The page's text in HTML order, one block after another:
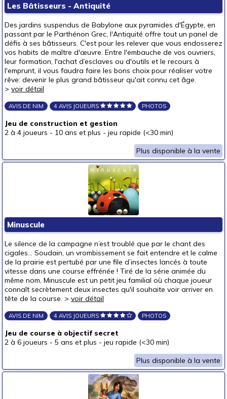
Les Bâtisseurs - Antiquité
Des jardins suspendus de Babylone aux pyramides d'Égypte, en
passant par le Parthénon Grec, l'Antiquité offre tout un panel de
défis à ses bâtisseurs. C'est pour les relever que vous endosserez
vos habits de maître d'œuvre. Entre l'embauche de vos ouvriers,
leur formation, l'achat d’esclaves ou d'outils et le recours à
l'emprunt, il vous faudra faire les bons choix pour réaliser votre
rêve: devenir le plus grand bâtisseur qu'ait connu cet âge.
> voir détail
AVIS DE NIM 4 AVIS JOUEURS PHOTOS
Jeu de construction et gestion
2 à 4 joueurs - 10 ans et plus - jeu rapide (<30 min)
Plus disponible à la vente
Minuscule
Le silence de la campagne n’est troublé que par le chant des
cigales... Soudain, un vrombissement se fait entendre et le calme
de la prairie est pertubé par une file d’insectes lancés à toute
vitesse dans une course effrénée ! Tiré de la série animée du
même nom, Minuscule est un petit jeu familial où chaque joueur
connaît secrètement deux insectes qu'il souhaite voir arriver en
tête de la course. > voir détail
AVIS DE NIM 4 AVIS JOUEURS PHOTOS
Jeu de course à objectif secret
2 à 6 joueurs - 5 ans et plus - jeu rapide (<30 min)
Plus disponible à la vente